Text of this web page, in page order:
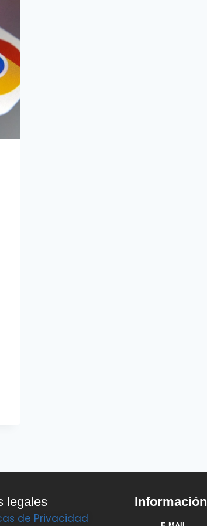
legales
de Privacidad
Información